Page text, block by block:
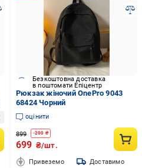
Безкоштовна доставка
в поштомати Епіцентр
Рюкзак жіночий OnePro 9043
68424 Чорний
оцінити
899 -200 ₴
699 ₴/шт.
Привеземо Доставимо